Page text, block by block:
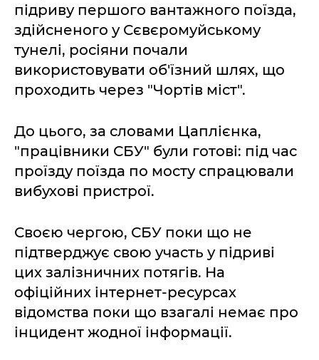
підриву першого вантажного поїзда,
здійсненого у Сєвєромуйському
тунелі, росіяни почали
використовувати об'їзний шлях, що
проходить через "Чортів міст".
До цього, за словами Цаплієнка,
"працівники СБУ" були готові: під час
проїзду поїзда по мосту спрацювали
вибухові пристрої.
Своєю чергою, СБУ поки що не
підтверджує свою участь у підриві
цих залізничних потягів. На
офіційних інтернет-ресурсах
відомства поки що взагалі немає про
інцидент жодної інформації.